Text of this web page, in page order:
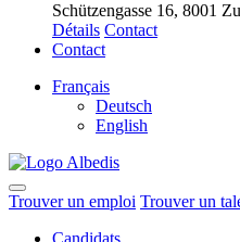
Schützengasse 16, 8001
Détails Contact
Contact
Français
Deutsch
English
Trouver un emploi Trouver un